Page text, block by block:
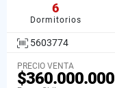
6
Dormitorios
5603774
PRECIO VENTA
$360.000.000